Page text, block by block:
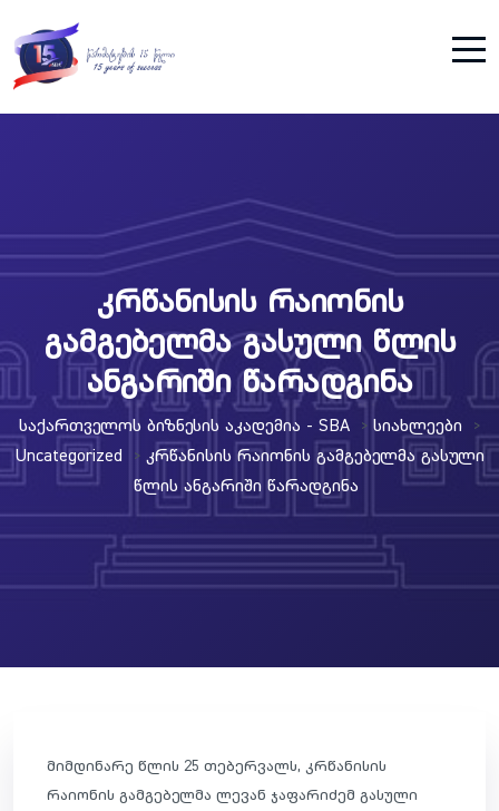
კრწანისის რაიონის
გამგებელმა გასული წლის
ანგარიში წარადგინა
Საქართველოს Ბიზნესის Აკადემია - SBA > Სიახლეები >
Uncategorized > Კრწანისის Რაიონის Გამგებელმა Გასული
Წლის Ანგარიში Წარადგინა
მიმდინარე წლის 25 თებერვალს, კრწანისის
რაიონის გამგებელმა ლევან ჯაფარიძემ გასული